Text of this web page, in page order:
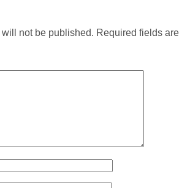
not be published. Required fields are